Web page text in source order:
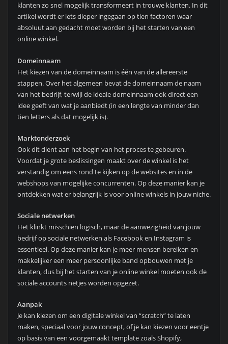
klanten zo snel mogelijk transformeert in trouwe klanten. In dit
artikel wordt er iets dieper ingegaan op tien factoren waar
absoluut aan gedacht moet worden bij het starten van een
online winkel.
Domeinnaam
Het kiezen van de domeinnaam is één van de allereerste
stappen. Over het algemeen bevat de domeinnaam de naam
van het bedrijf, terwijl de ideale domeinnaam ook direct een
idee geeft van wat je aanbiedt (in een lengte van minder dan
tien letters als dat mogelijk is).
Marktonderzoek
Ook dit dient aan het begin van het proces te gebeuren.
Voordat je grote beslissingen maakt over de winkel is het
verstandig om eens rond te kijken op de websites en in de
webshops van mogelijke concurrenten. Op deze manier kan je
ontdekken wat er belangrijk is voor online winkels in jouw niche.
Sociale netwerken
Het klinkt misschien logisch, maar de aanwezigheid van jouw
bedrijf op sociale netwerken als Facebook en Instagram is
essentieel. Op deze manier kan je meer mensen bereiken en
makkelijker een meer persoonlijke band opbouwen met je
klanten, dus bij het starten van je online winkel moeten ook de
sociale accounts netjes worden opgezet.
Aanpak
Je kan kiezen om een digitale winkel van “scratch” te laten
maken, speciaal voor jouw concept, of je kan kiezen voor eentje
op basis van een voorgemaakt template zoals Shopify,